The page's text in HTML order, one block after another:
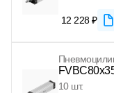
12 228 ₽
10 шт.